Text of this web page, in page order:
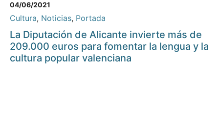
04/06/2021
Cultura, Noticias, Portada
La Diputación de Alicante invierte más de
209.000 euros para fomentar la lengua y la
cultura popular valenciana